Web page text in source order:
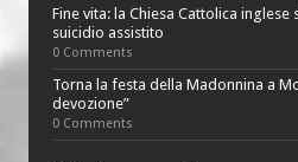
Fine vita: la Chiesa Cattolica inglese
suicidio assistito
0 Comments
Torna la festa della Madonnina a
devozione”
0 Comments